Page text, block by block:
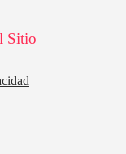
Sitio